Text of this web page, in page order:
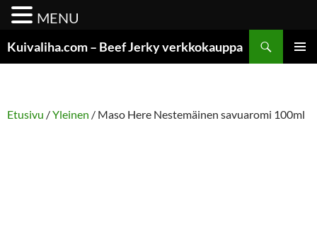
sisältöön
Kuivaliha.com – Beef Jerky verkkokauppa
Etusivu /Yleinen / Maso Here Nestemäinen savuaromi 100ml
MENU